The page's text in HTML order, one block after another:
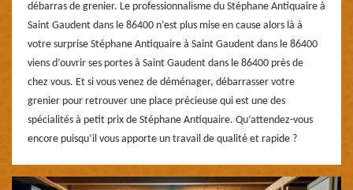
débarras de grenier. Le professionnalisme du Stéphane Antiquaire à
Saint Gaudent dans le 86400 n’est plus mise en cause alors là à
votre surprise Stéphane Antiquaire à Saint Gaudent dans le 86400
viens d’ouvrir ses portes à Saint Gaudent dans le 86400 près de
chez vous. Et si vous venez de déménager, débarrasser votre
grenier pour retrouver une place précieuse qui est une des
spécialités à petit prix de Stéphane Antiquaire. Qu’attendez-vous
encore puisqu’il vous apporte un travail de qualité et rapide ?